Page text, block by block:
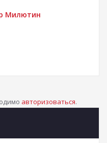
Милютин
авторизоваться.